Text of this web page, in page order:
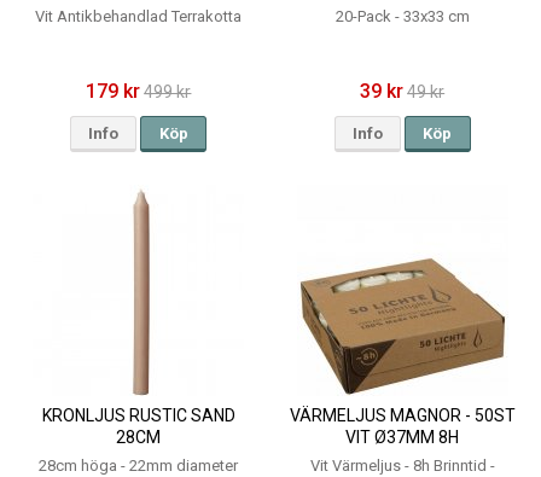
Vit Antikbehandlad Terrakotta
179 kr 499 kr
Info Köp
20-Pack - 33x33 cm
39 kr49 kr
Info Köp
KRONLJUS RUSTIC SAND
28CM
28cm höga - 22mm diameter
VÄRMELJUS MAGNOR - 50ST
VIT Ø37MM 8H
Vit Värmeljus - 8h Brinntid -